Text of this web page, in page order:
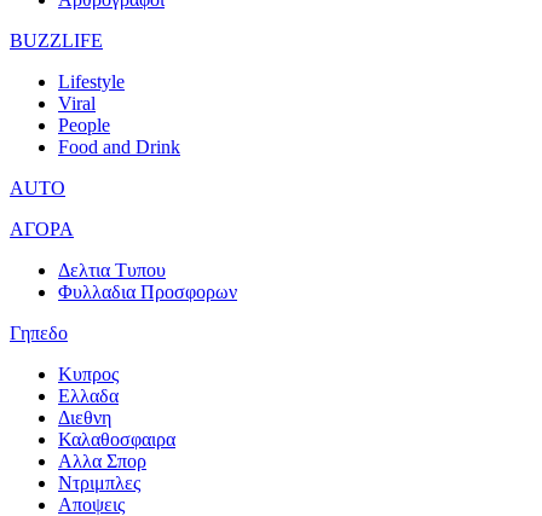
BUZZLIFE
Lifestyle
Viral
People
Food and Drink
AUTO
ΑΓΟΡΑ
Δελτια Τυπου
Φυλλαδια Προσφορων
Γηπεδο
Κυπρος
Ελλαδα
Διεθνη
Καλαθοσφαιρα
Αλλα Σπορ
Ντριμπλες
Αποψεις